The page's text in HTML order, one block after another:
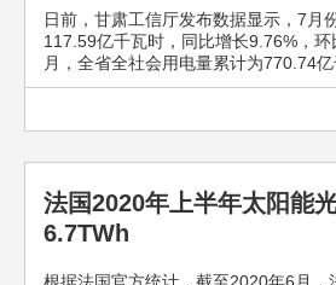
日前，甘肃工信厅发布数据显示，7月
117.59亿千瓦时，同比增长9.76%，
月，全省全社会用电量累计为770.74
法国2020年上半年太阳能
6.7TWh